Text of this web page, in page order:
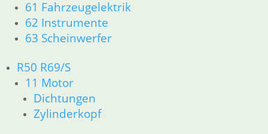
61 Fahrzeugelektrik
62 Instrumente
63 Scheinwerfer
R50 R69/S
11 Motor
Dichtungen
Zylinderkopf
Artikelnummer: 1230868
inkl. MwSt.
zzgl.Versandkosten
Manschette Seilzug
4,50
€
Artikelnummer: 1230038